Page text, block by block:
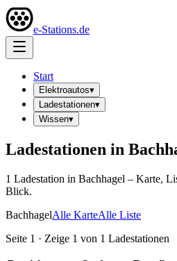
e-Stations.de
Start
Elektroautos▾
Ladestationen▾
Wissen▾
Ladestationen in
1 Ladestation in Bachhagel – Karte,
Blick.
BachhagelAlle KarteAlle Liste
Seite 1 · Zeige 1 von 1 Ladestationen